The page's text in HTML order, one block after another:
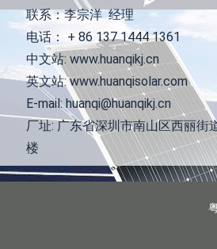
联系：李宗洋 经理
电话： + 86 137 1444 1361
中文站: www.huanqikj.cn
英文站: www.huanqisolar.com
E-mail: huanqi@huanqikj.cn
厂址: 广东省深圳市南山区西丽街
楼